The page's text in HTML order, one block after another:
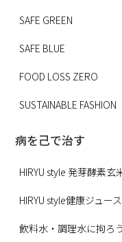
SAFE GREEN
SAFE BLUE
FOOD LOSS ZERO
SUSTAINABLE FASHION
病を己で治す
HIRYU style 発芽酵素玄
HIRYU style健康ジュー
飲料水・調理水に拘ろ